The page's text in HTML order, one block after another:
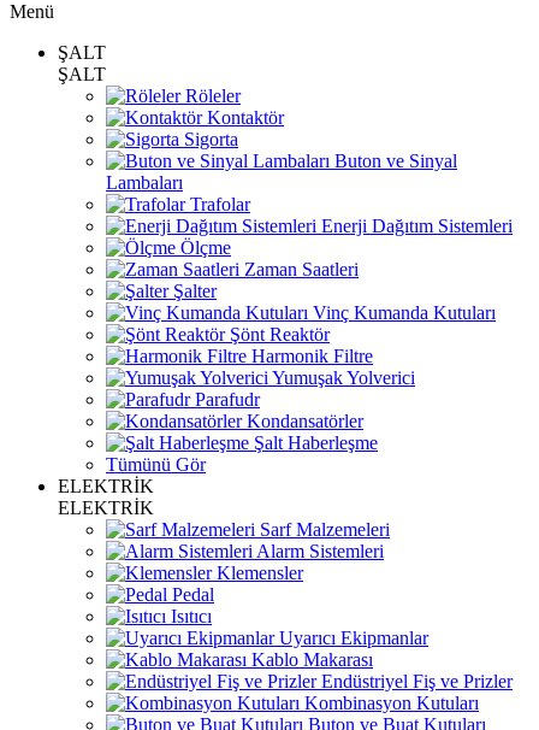
Menü
ŞALT
ŞALT
Röleler
Kontaktör
Sigorta
Buton ve Sinyal
Lambaları
Trafolar
Enerji Dağıtım Sistemleri
Ölçme
Zaman Saatleri
Şalter
Vinç Kumanda Kutuları
Şönt Reaktör
Harmonik Filtre
Yumuşak Yolverici
Parafudr
Kondansatörler
Şalt Haberleşme
Tümünü Gör
ELEKTRİK
ELEKTRİK
Sarf Malzemeleri
Alarm Sistemleri
Klemensler
Pedal
Isıtıcı
Uyarıcı Ekipmanlar
Kablo Makarası
Endüstriyel Fiş ve Prizler
Kombinasyon Kutuları
Buton ve Buat Kutuları